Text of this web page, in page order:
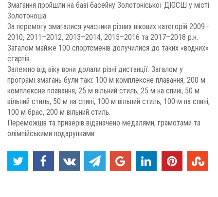
Змагання пройшли на базі басейну Золотоніської ДЮСШ у місті
Золотоноша.
За перемогу змагалися учасники різних вікових категорій 2009–
2010, 2011–2012, 2013–2014, 2015–2016 та 2017–2018 р.н.
Загалом майже 100 спортсменів долучилися до таких «водних»
стартів.
Залежно від віку вони долали різні дистанції. Загалом у
програмі змагань були такі: 100 м комплексне плавання, 200 м
комплексне плавання, 25 м вільний стиль, 25 м на спині, 50 м
вільний стиль, 50 м на спині, 100 м вільний стиль, 100 м на спині,
100 м брас, 200 м вільний стиль.
Переможців та призерів відзначено медалями, грамотами та
олімпійськими подарунками.